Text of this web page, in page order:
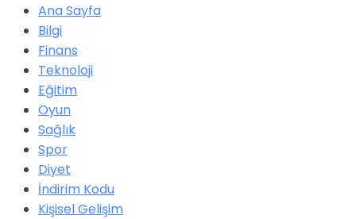
Ana Sayfa
Bilgi
Finans
Teknoloji
Eğitim
Oyun
Sağlık
Spor
Diyet
İndirim Kodu
Kişisel Gelişim